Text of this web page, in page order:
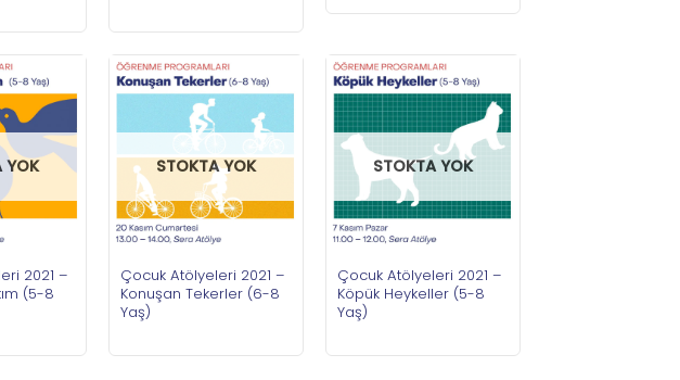
YOK
2021 –
(5-8
STOKTA YOK
Çocuk Atölyeleri 2021 –
Konuşan Tekerler (6-8
Yaş)
STOKTA YOK
Çocuk Atölyeleri 2021 –
Köpük Heykeller (5-8
Yaş)